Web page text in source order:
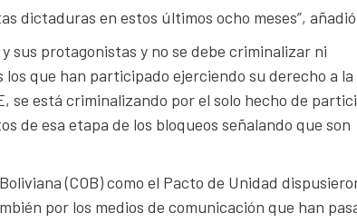
dictaduras en estos últimos ocho meses”,
sus protagonistas y no se debe criminalizar ni
que han participado ejerciendo su derecho a la
se está criminalizando por el solo hecho de
de esa etapa de los bloqueos señalando que son
(COB) como el Pacto de Unidad
por los medios de comunicación que han